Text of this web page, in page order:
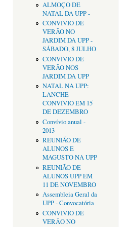
ALMOÇO DE
NATAL DA UPP -
CONVÍVIO DE
VERÃO NO
JARDIM DA UPP -
SÁBADO, 8 JULHO
CONVÍVIO DE
VERÃO NOS
JARDIM DA UPP
NATAL NA UPP:
LANCHE
CONVÍVIO EM 15
DE DEZEMBRO
Convívio anual -
2013
REUNIÃO DE
ALUNOS E
MAGUSTO NA UPP
REUNIÃO DE
ALUNOS UPP EM
11 DE NOVEMBRO
Assembleia Geral da
UPP - Convocatória
CONVÌVIO DE
VERÂO NO